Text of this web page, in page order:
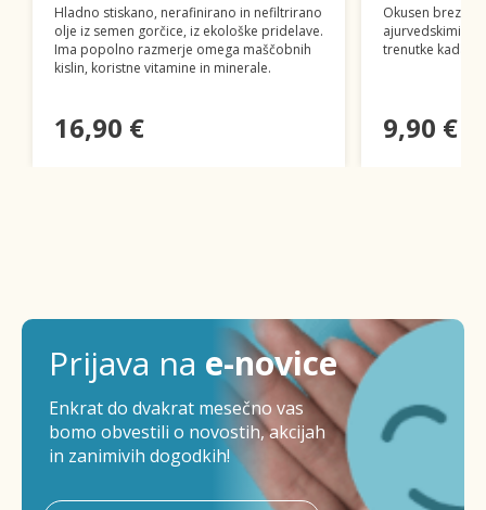
Hladno stiskano, nerafinirano in nefiltrirano
olje iz semen gorčice, iz ekološke pridelave.
Ima popolno razmerje omega maščobnih
kislin, koristne vitamine in minerale.
16,90 €
Okusen
ajurvedskimi
trenutke
9,90 €
Prijava na e-novice
Enkrat do dvakrat mesečno vas
bomo obvestili o novostih, akcijah
in zanimivih dogodkih!